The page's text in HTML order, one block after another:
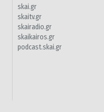
skai.gr
skaitv.gr
skairadio.gr
skaikairos.gr
podcast.skai.gr